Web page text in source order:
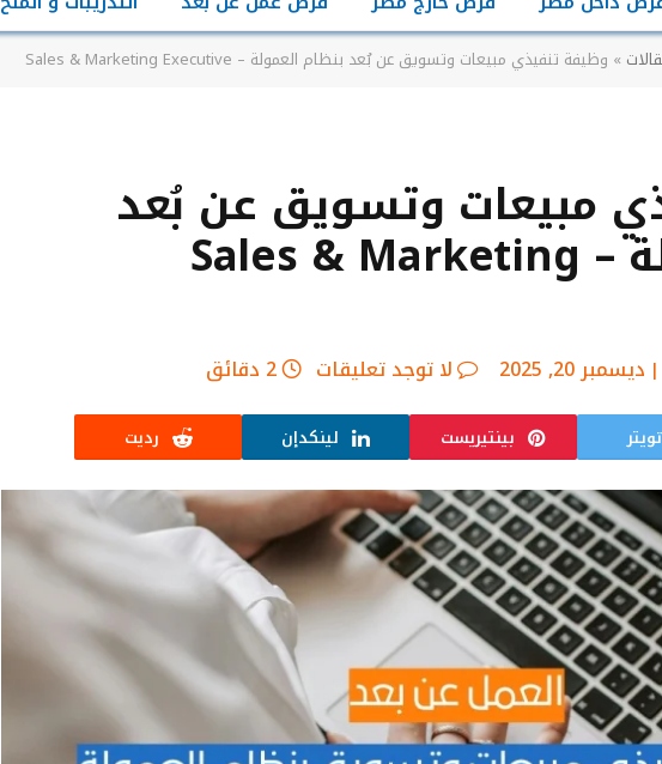
» وظيفة تنفيذي مبيعات وتسويق عن بُعد بنظام العمولة – Sales & Marketing Executive
مبيعات وتسويق عن بُعد
بنظام العمولة – Sales & Marketing
ديسمبر 20, 2025 لا توجد تعليقات 2 دقائق
تويتر بينتيريست لينكدإن رديت